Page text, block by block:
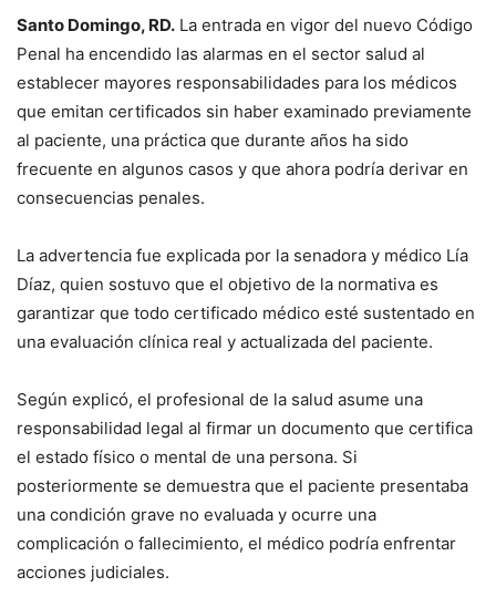
Santo Domingo, RD. La entrada en vigor del nuevo Código
Penal ha encendido las alarmas en el sector salud al
establecer mayores responsabilidades para los médicos
que emitan certificados sin haber examinado previamente
al paciente, una práctica que durante años ha sido
frecuente en algunos casos y que ahora podría derivar en
consecuencias penales.
La advertencia fue explicada por la senadora y médico Lía
Díaz, quien sostuvo que el objetivo de la normativa es
garantizar que todo certificado médico esté sustentado en
una evaluación clínica real y actualizada del paciente.
Según explicó, el profesional de la salud asume una
responsabilidad legal al firmar un documento que certifica
el estado físico o mental de una persona. Si
posteriormente se demuestra que el paciente presentaba
una condición grave no evaluada y ocurre una
complicación o fallecimiento, el médico podría enfrentar
acciones judiciales.